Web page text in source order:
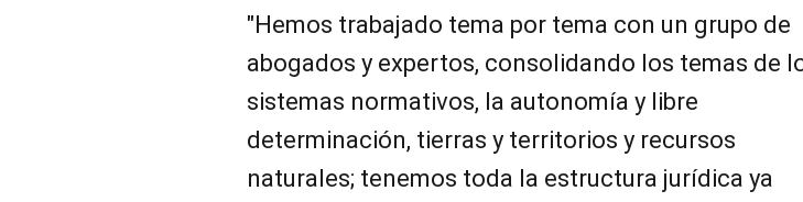
"Hemos trabajado tema por tema con un grupo de
abogados y expertos, consolidando los temas de
sistemas normativos, la autonomía y libre
determinación, tierras y territorios y recursos
naturales; tenemos toda la estructura jurídica ya